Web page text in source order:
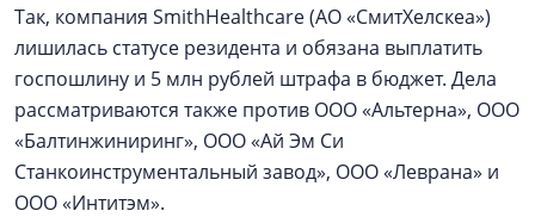
Так, компания SmithHealthcare (АО «СмитХелскеа»)
лишилась статусе резидента и обязана выплатить
госпошлину и 5 млн рублей штрафа в бюджет. Дела
рассматриваются также против ООО «Альтерна», ООО
«Балтинжиниринг», ООО «Ай Эм Си
Станкоинструментальный завод», ООО «Леврана» и
ООО «Интитэм».